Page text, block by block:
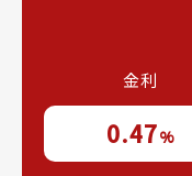
金利
0.47%